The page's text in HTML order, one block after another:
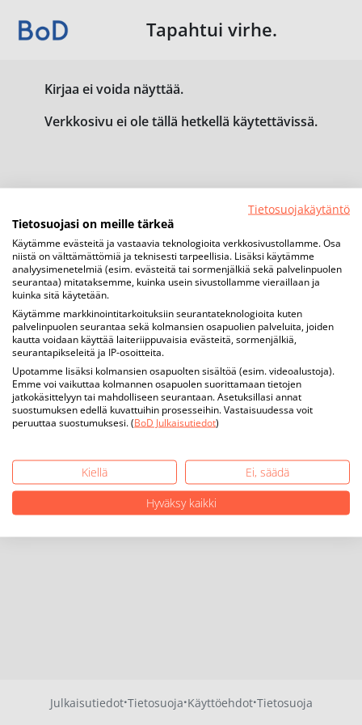
Tapahtui virhe.
Kirjaa ei voida näyttää.
Verkkosivu ei ole tällä hetkellä käytettävissä.
Julkaisutiedot·Tietosuoja·Käyttöehdot·Tietosuoja
Tietosuojakäytäntö
Tietosuojasi on meille tärkeä
Käytämme evästeitä ja vastaavia teknologioita verkkosivustollamme. Osa
niistä on välttämättömiä ja teknisesti tarpeellisia. Lisäksi käytämme
analyysimenetelmiä (esim. evästeitä tai sormenjälkiä sekä palvelinpuolen
seurantaa) mitataksemme, kuinka usein sivustollamme vieraillaan ja
kuinka sitä käytetään.
Käytämme markkinointitarkoituksiin seurantateknologioita kuten
palvelinpuolen seurantaa sekä kolmansien osapuolien palveluita, joiden
kautta voidaan käyttää laiteriippuvaisia evästeitä, sormenjälkiä,
seurantapikseleitä ja IP-osoitteita.
Upotamme lisäksi kolmansien osapuolten sisältöä (esim. videoalustoja).
Emme voi vaikuttaa kolmannen osapuolen suorittamaan tietojen
jatkokäsittelyyn tai mahdolliseen seurantaan. Asetuksillasi annat
suostumuksen edellä kuvattuihin prosesseihin. Vastaisuudessa voit
peruuttaa suostumuksesi. (BoD Julkaisutiedot)
Kiellä
Ei, säädä
Hyväksy kaikki